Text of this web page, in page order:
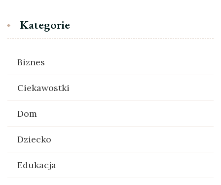
Kategorie
Biznes
Ciekawostki
Dom
Dziecko
Edukacja